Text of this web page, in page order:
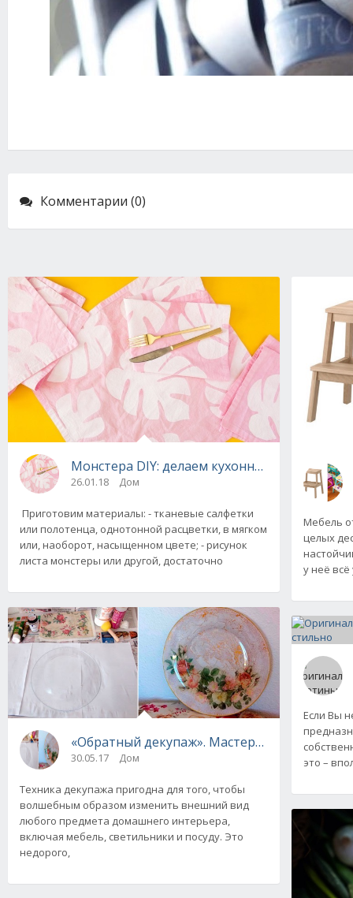
Комментарии (0)
Монстера DIY: делаем кухонные полотенца
26.01.18 Дом
Приготовим материалы: - тканевые салфетки
или полотенца, однотонной расцветки, в мягком
или, наоборот, насыщенном цвете; - рисунок
листа монстеры или другой, достаточно
«Обратный декупаж». Мастер-класс на
30.05.17 Дом
Техника декупажа пригодна для того, чтобы
волшебным образом изменить внешний вид
любого предмета домашнего интерьера,
включая мебель, светильники и посуду. Это
недорого,
Мебель
целых
у неё
Если Вы
это –